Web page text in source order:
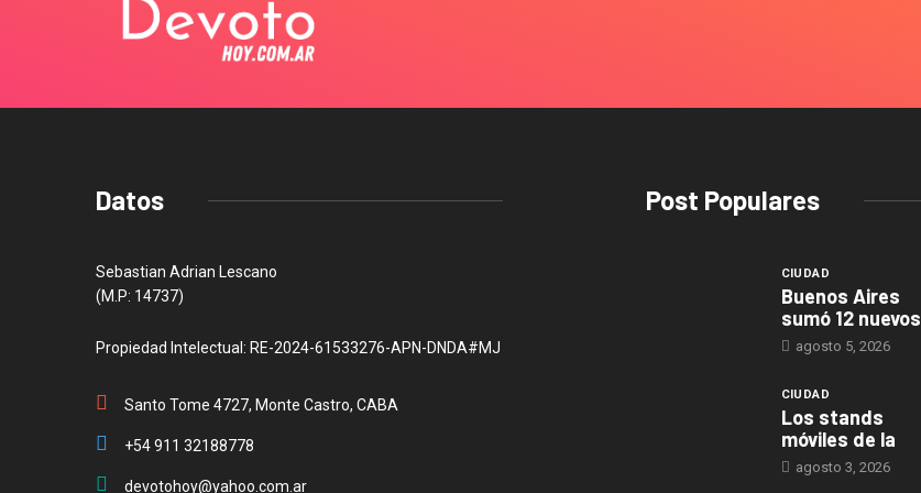
Datos
Sebastian Adrian Lescano
(M.P: 14737)
Propiedad Intelectual: RE-2024-61533276-APN-DNDA#MJ
Santo Tome 4727, Monte Castro, CABA
+54 911 32188778
devotohoy@yahoo.com.ar
Post Populares
CIUDAD
Buenos Aires
sumó 12 nuevos
agosto 5, 2026
CIUDAD
Los stands
móviles de la
agosto 3, 2026